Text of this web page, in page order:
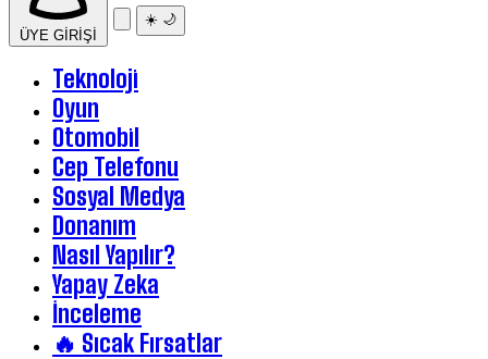
ÜYE GİRİŞİ
☀️ 🌙
Teknoloji
Oyun
Otomobil
Cep Telefonu
Sosyal Medya
Donanım
Nasıl Yapılır?
Yapay Zeka
İnceleme
🔥 Sıcak Fırsatlar